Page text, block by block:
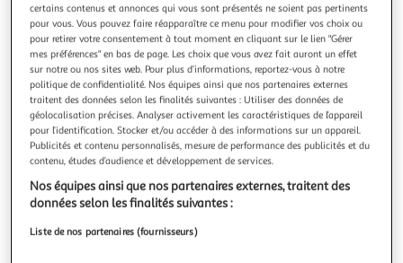
DOUCEUR D'INTÉRIEUR
Rideau à œillets twily 135x260cm rouge
Informations Techniques : Dimensions : L. 135 x H. 260 cm
Matières : 60% Coton & 40% Polyester Spécificités :
Pratique & Utile Rideau unicolore Avec 8 œillets Tissu
recyclé Entretien : Lavage à la main Pas de séchage en
machine Repassage à 110° Poids : 0,73 kg Couleur : Rouge
En savoir +
Vendu parParis Prix
Livr. ou retrait dès 1/2 semaines
A partir de 7,99€
Vendu parParis Prix
certains contenus et annonces qui vous sont présentés ne soient pas pertinents
pour vous. Vous pouvez faire réapparaître ce menu pour modifier vos choix ou
pour retirer votre consentement à tout moment en cliquant sur le lien "Gérer
mes préférences" en bas de page. Les choix que vous avez fait auront un effet
sur notre ou nos sites web. Pour plus d’informations, reportez-vous à notre
politique de confidentialité. Nos équipes ainsi que nos partenaires externes
traitent des données selon les finalités suivantes : Utiliser des données de
géolocalisation précises. Analyser activement les caractéristiques de l’appareil
pour l’identification. Stocker et/ou accéder à des informations sur un appareil.
Publicités et contenu personnalisés, mesure de performance des publicités et du
contenu, études d’audience et développement de services.
Nos équipes ainsi que nos partenaires externes, traitent des
données selon les finalités suivantes :
Liste de nos partenaires (fournisseurs)